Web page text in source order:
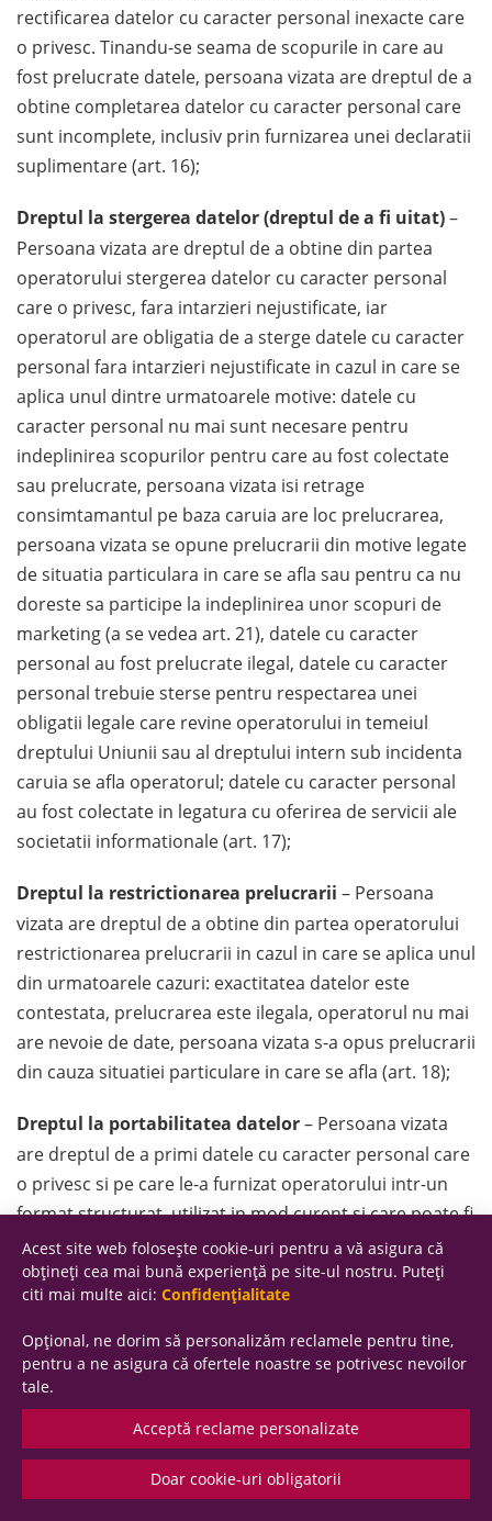
rectificarea datelor cu caracter personal inexacte care
o privesc. Tinandu-se seama de scopurile in care au
fost prelucrate datele, persoana vizata are dreptul de a
obtine completarea datelor cu caracter personal care
sunt incomplete, inclusiv prin furnizarea unei declaratii
suplimentare (art. 16);
Dreptul la stergerea datelor (dreptul de a fi uitat)–
Persoana vizata are dreptul de a obtine din partea
operatorului stergerea datelor cu caracter personal
care o privesc, fara intarzieri nejustificate, iar
operatorul are obligatia de a sterge datele cu caracter
personal fara intarzieri nejustificate in cazul in care se
aplica unul dintre urmatoarele motive: datele cu
caracter personal nu mai sunt necesare pentru
indeplinirea scopurilor pentru care au fost colectate
sau prelucrate, persoana vizata isi retrage
consimtamantul pe baza caruia are loc prelucrarea,
persoana vizata se opune prelucrarii din motive legate
de situatia particulara in care se afla sau pentru ca nu
doreste sa participe la indeplinirea unor scopuri de
marketing (a se vedea art. 21), datele cu caracter
personal au fost prelucrate ilegal, datele cu caracter
personal trebuie sterse pentru respectarea unei
obligatii legale care revine operatorului in temeiul
dreptului Uniunii sau al dreptului intern sub incidenta
caruia se afla operatorul; datele cu caracter personal
au fost colectate in legatura cu oferirea de servicii ale
societatii informationale (art. 17);
Dreptul la restrictionarea prelucrarii – Persoana
vizata are dreptul de a obtine din partea operatorului
restrictionarea prelucrarii in cazul in care se aplica unul
din urmatoarele cazuri: exactitatea datelor este
contestata, prelucrarea este ilegala, operatorul nu mai
are nevoie de date, persoana vizata s-a opus prelucrarii
din cauza situatiei particulare in care se afla (art. 18);
Dreptul la portabilitatea datelor– Persoana vizata
are dreptul de a primi datele cu caracter personal care
o privesc si pe care le-a furnizat operatorului intr-un
format structurat, utilizat in mod curent si care poate fi
citit automat si are dreptul de a transmite aceste date
altui operator, fara obstacole din partea operatorului
caruia i-au fost furnizate datele cu caracter personal
(art. 20, alin. 1);
Dreptul la opozitie
se opune, din motive legate de situatia particulara in
care se afla, prelucrarii in temeiul articolului 6 alineatul
(1) litera (e) sau (f) sau al articolului 6 alineatul (1) a
datelor cu caracter personal care o privesc, inclusiv
Acest site web folosește cookie-uri pentru a vă asigura că
obțineți cea mai bună experiență pe site-ul nostru. Puteți
citi mai multe aici: Confidențialitate
Opțional, ne dorim să personalizăm reclamele pentru tine,
pentru a ne asigura că ofertele noastre se potrivesc nevoilor
tale.
Acceptă reclame personalizate
Doar cookie-uri obligatorii